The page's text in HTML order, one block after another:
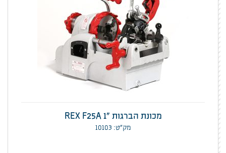
מכונת הברגות "REX F25A 1
מק”ט: 10103